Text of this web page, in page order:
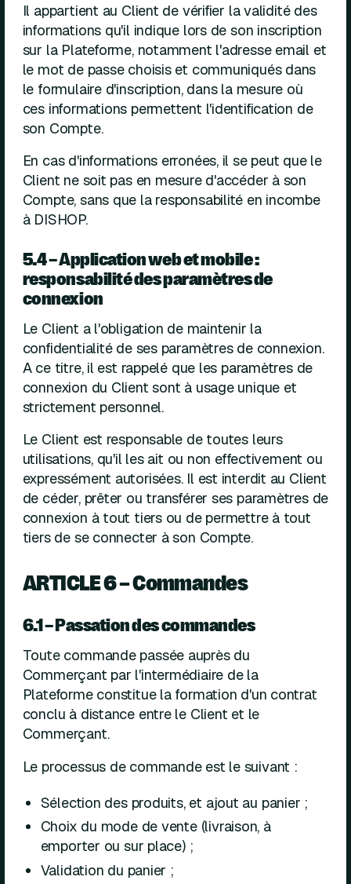
Il appartient au Client de vérifier la validité des
informations qu'il indique lors de son inscription
sur la Plateforme, notamment l'adresse email et
le mot de passe choisis et communiqués dans
le formulaire d'inscription, dans la mesure où
ces informations permettent l'identification de
son Compte.
En cas d'informations erronées, il se peut que le
Client ne soit pas en mesure d'accéder à son
Compte, sans que la responsabilité en incombe
à DISHOP.
5.4 – Application web et mobile :
responsabilité des paramètres de
connexion
Le Client a l'obligation de maintenir la
confidentialité de ses paramètres de connexion.
A ce titre, il est rappelé que les paramètres de
connexion du Client sont à usage unique et
strictement personnel.
Le Client est responsable de toutes leurs
utilisations, qu'il les ait ou non effectivement ou
expressément autorisées. Il est interdit au Client
de céder, prêter ou transférer ses paramètres de
connexion à tout tiers ou de permettre à tout
tiers de se connecter à son Compte.
ARTICLE 6 – Commandes
6.1 – Passation des commandes
Toute commande passée auprès du
Commerçant par l'intermédiaire de la
Plateforme constitue la formation d'un contrat
conclu à distance entre le Client et le
Commerçant.
Le processus de commande est le suivant :
Sélection des produits, et ajout au panier ;
Choix du mode de vente (livraison, à
emporter ou sur place) ;
Validation du panier ;